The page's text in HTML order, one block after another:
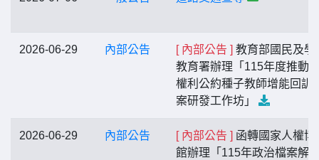
2026-06-29 內部公告 [ 內部公告 ] 教育部國民及學
教育署辦理「115年度推動
權利公約種子教師增能回訓
案研發工作坊」
2026-06-29 內部公告 [ 內部公告 ] 函轉國家人權博
館辦理「115年政治檔案解